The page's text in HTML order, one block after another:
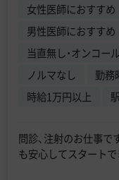
女性医師におすすめ
男性医師におすすめ
当直無し・オンコー
ノルマなし
勤務
時給1万円以上
問診、注射のお仕事で
も安心してスタート